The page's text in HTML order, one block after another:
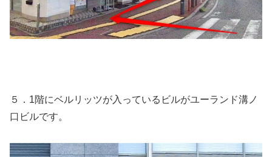
５．1階にベルリッツが入っているビルがユーランド溝ノ
口ビルです。